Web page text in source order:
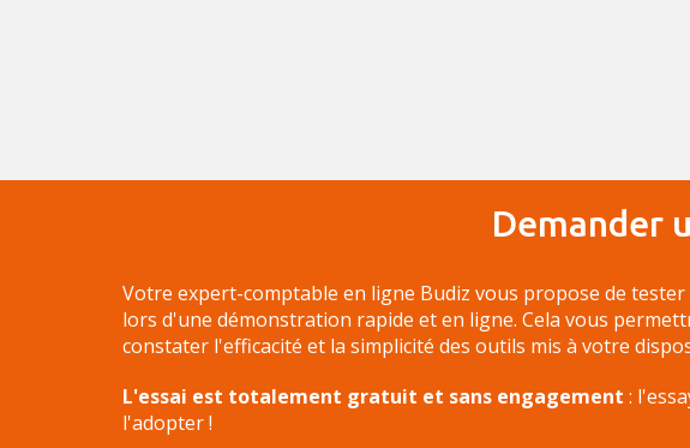
Demander
Votre expert-comptable en ligne Budiz vous propose de
lors d'une démonstration rapide et en ligne. Cela vous
constater l'efficacité et la simplicité des outils mis à votre
L'essai est totalement gratuit et sans engagement :
l'adopter !